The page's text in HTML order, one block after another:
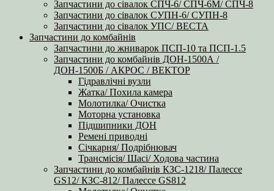
Запчастини до сівалок СПЧ-6/ СПЧ-6М/ СПЧ-8
Запчастини до сівалок СУПН-6/ СУПН-8
Запчастини до сівалок УПС/ ВЕСТА
Запчастини до комбайнів
Запчастини до жниварок ПСП-10 та ПСП-1.5
Запчастини до комбайнів ДОН-1500А /
ДОН-1500Б / АКРОС / ВЕКТОР
Гідравлічні вузли
Жатка/ Похила камера
Молотилка/ Очистка
Моторна установка
Підшипники ДОН
Ремені приводні
Січкарня/ Подрібнювач
Трансмісія/ Шасі/ Ходова частина
Запчастини до комбайнів КЗС-1218/ Палессе
GS12/ КЗС-812/ Палессе GS812